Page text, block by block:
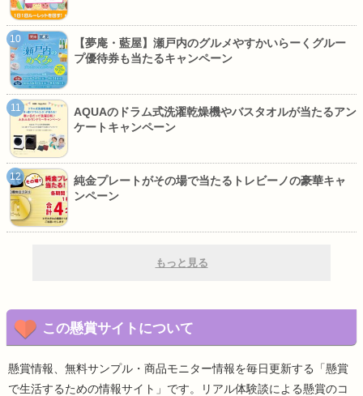
【夢庵・藍屋】瀬戸内のグルメやすかいらーくグルー
プ優待券も当たるキャンペーン
AQUAのドラム式洗濯乾燥機やバスタオルが当たるアン
ケートキャンペーン
純金プレートがその場で当たるトレビーノの豪華キャ
ンペーン
もっと見る
この懸賞サイトについて
懸賞情報、無料サンプル・商品モニター情報を毎日更新する「懸賞
で生活するための情報サイト」です。リアル体験談による懸賞のコ